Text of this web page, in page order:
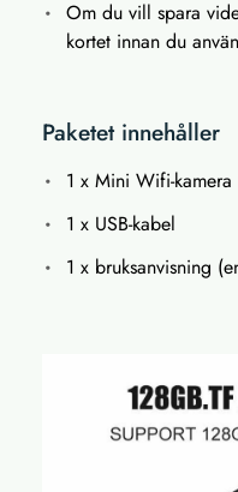
Om du vill spara
kortet innan du
Paketet innehåller
1 x Mini Wifi-
1 x USB-kabel
1 x bruksanvisning